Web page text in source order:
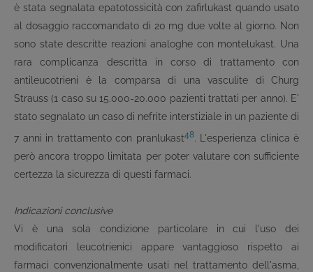
è stata segnalata epatotossicità con zafirlukast quando usato
al dosaggio raccomandato di 20 mg due volte al giorno. Non
sono state descritte reazioni analoghe con montelukast. Una
rara complicanza descritta in corso di trattamento con
antileucotrieni è la comparsa di una vasculite di Churg
Strauss (1 caso su 15.000-20.000 pazienti trattati per anno). E'
stato segnalato un caso di nefrite interstiziale in un paziente di
7 anni in trattamento con pranlukast48. L'esperienza clinica è
però ancora troppo limitata per poter valutare con sufficiente
certezza la sicurezza di questi farmaci.
Indicazioni conclusive
Vi è una sola condizione particolare in cui l'uso dei
modificatori leucotrienici appare vantaggioso rispetto ai
farmaci convenzionalmente usati nel trattamento dell'asma,